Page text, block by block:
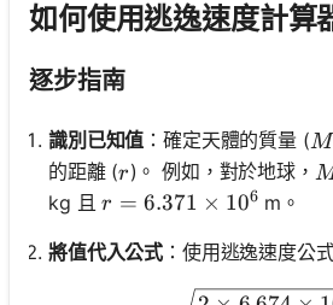
如何使用逃逸速度計算
逐步指南
識別已知值 ：確定天體的質量 (M
M
的距離 (r
r)。 例如，對於地球，
kg 且r = 6.371 \times 10^6
r = 6.371 × 106 m。
將值代入公式 ：使用逃逸速度公式